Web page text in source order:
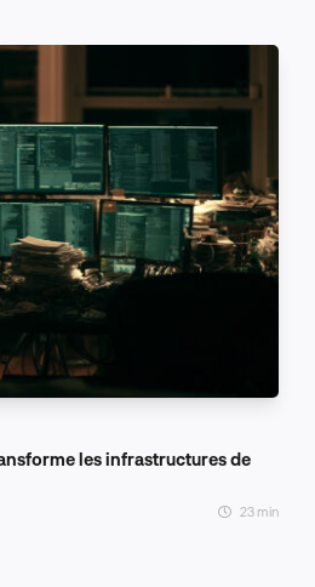
les infrastructures de
23 min